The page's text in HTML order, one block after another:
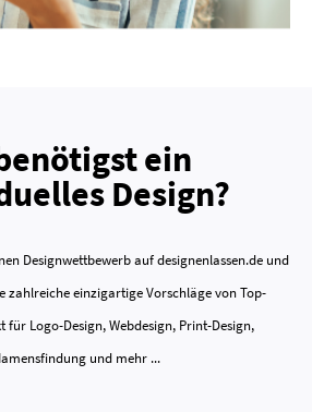
ein
Design?
Designwettbewerb auf designenlassen.de und
zahlreiche einzigartige Vorschläge von Top-
für Logo-Design, Webdesign, Print-Design,
und mehr ...